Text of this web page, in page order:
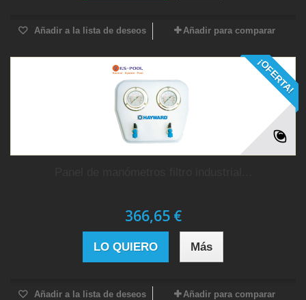
Añadir a la lista de deseos Añadir para comparar
¡OFERTA!
366,65 €
LO QUIERO Más
Añadir a la lista de deseos Añadir para comparar